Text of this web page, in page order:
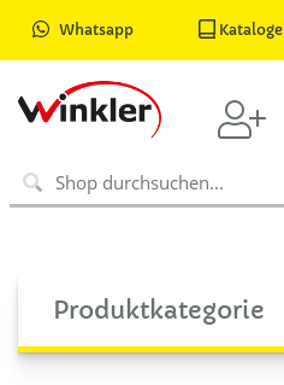
Whatsapp Kataloge
Produktkategorie